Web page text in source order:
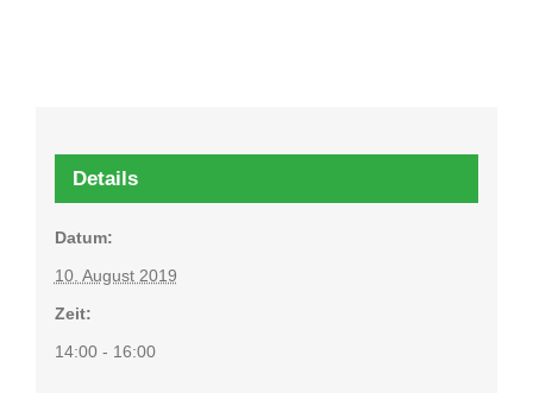
Details
Datum:
10. August 2019
Zeit:
14:00 - 16:00